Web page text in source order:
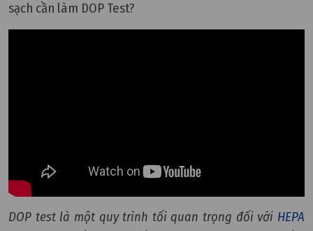
sạch cần làm DOP Test?
DOP test là một quy trình tối quan trọng đối với HEPA